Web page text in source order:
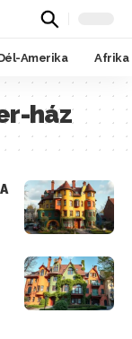
Amerika Afrika
ház